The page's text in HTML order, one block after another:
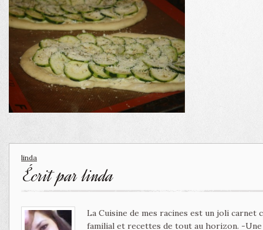
linda
Écrit parlinda
La Cuisine de mes racines est un joli
familial et recettes de tout au horizon. -